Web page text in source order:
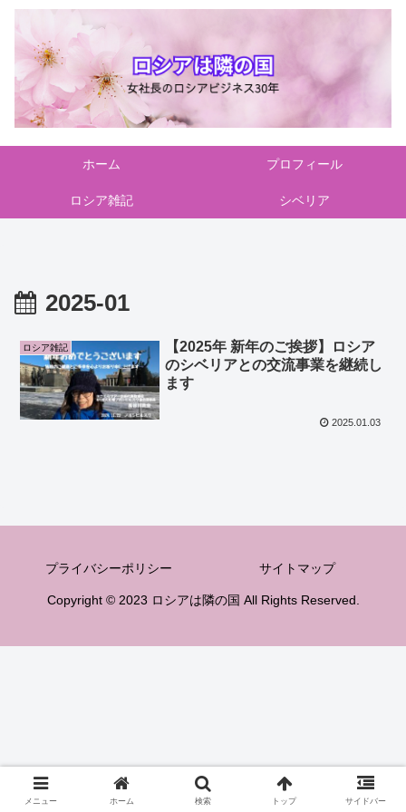
ホーム プロフィール
ロシア雑記 シベリア
2025-01
ロシア雑記
【2025年 新年のご挨拶】ロシア
のシベリアとの交流事業を継続し
ます
2025.01.03
プライバシーポリシー サイトマップ
Copyright © 2023 ロシアは隣の国 All Rights Reserved.
メニュー ホーム 検索 トップ サイドバー